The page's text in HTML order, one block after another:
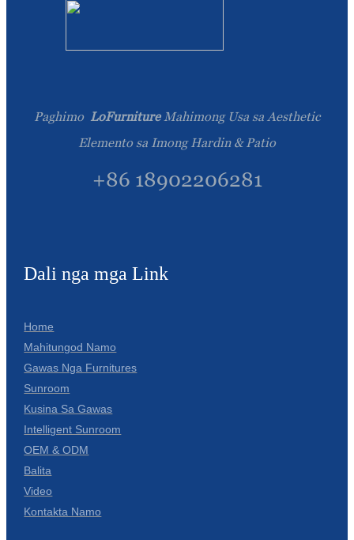
Paghimo LoFurniture Mahimong Usa sa Aesthetic
Elemento sa Imong Hardin & Patio
+86 18902206281
Dali nga mga Link
Home
Mahitungod Namo
Gawas Nga Furnitures
Sunroom
Kusina Sa Gawas
Intelligent Sunroom
OEM & ODM
Balita
Video
Kontakta Namo